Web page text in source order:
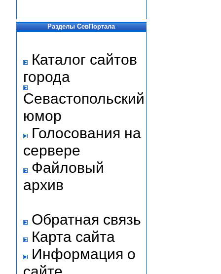
Разделы СевПортала
Каталог сайтов
города
Севастопольский
юмор
Голосования на
сервере
Файловый
архив
Обратная связь
Карта сайта
Информация о